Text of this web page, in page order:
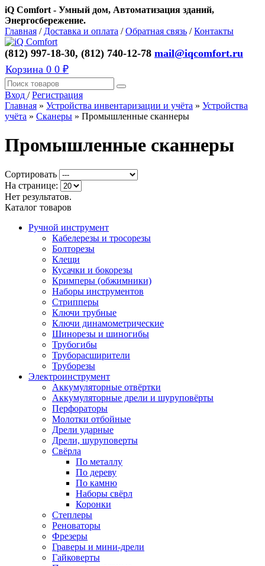
iQ Comfort - Умный дом, Автоматизация зданий,
Энергосбережение.
Главная / Доставка и оплата /Обратная связь /Контакты
(812) 997-18-30, (812) 740-12-78 mail@iqcomfort.ru
Корзина 0 0 ₽
Вход /Регистрация
Главная » Устройства инвентаризации и учёта » Устройства
учёта » Сканеры » Промышленные сканнеры
Промышленные сканнеры
Сортировать
На странице:
Нет результатов.
Каталог товаров
Ручной инструмент
Кабелерезы и тросорезы
Болторезы
Клещи
Кусачки и бокорезы
Кримперы (обжимники)
Наборы инструментов
Стрипперы
Ключи трубные
Ключи динамометрические
Шинорезы и шиногибы
Трубогибы
Труборасширители
Труборезы
Электроинструмент
Аккумуляторные отвёртки
Аккумуляторные дрели и шуруповёрты
Перфораторы
Молотки отбойные
Дрели ударные
Дрели, шуруповерты
Свёрла
По металлу
По дереву
По камню
Наборы свёрл
Коронки
Степлеры
Реноваторы
Фрезеры
Граверы и мини-дрели
Гайковерты